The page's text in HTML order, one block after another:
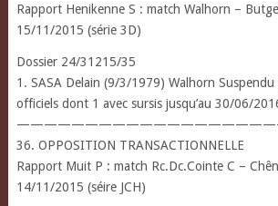
Rapport Henikenne S : match Walhorn –
15/11/2015 (série 3D)
Dossier 24/31215/35
1. SASA Delain (9/3/1979) Walhorn
officiels dont 1 avec sursis jusqu’au 30/06/
36. OPPOSITION TRANSACTIONNELLE
Rapport Muit P : match Rc.Dc.Cointe C –
14/11/2015 (séire JCH)